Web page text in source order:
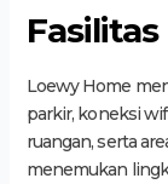
Loewy Home
parkir, koneksi
ruangan, serta
menemukan